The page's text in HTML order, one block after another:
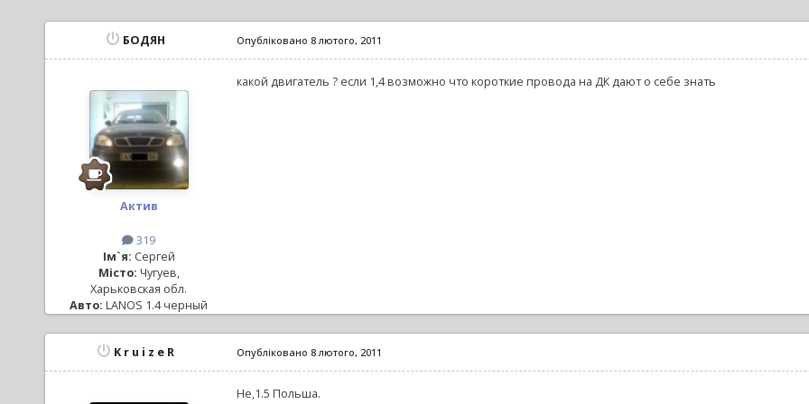
БОДЯН
Актив
319
Ім`я: Сергей
Місто: Чугуев,
Харьковская обл.
Авто: LANOS 1.4 черный
Опубліковано 8 лютого, 2011
какой двигатель ? если 1,4 возможно что короткие провода на ДК дают о себе знать
K r u i z e R Опубліковано 8 лютого, 2011
Не,1.5 Польша.